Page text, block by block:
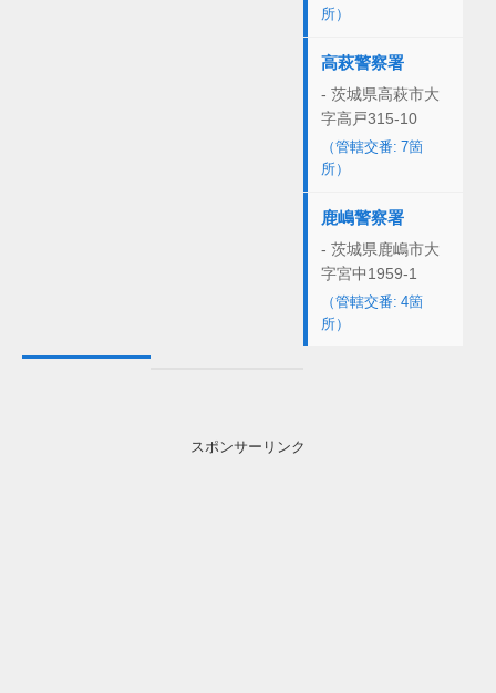
所）
高萩警察署
- 茨城県高萩市大
字高戸315-10
（管轄交番: 7箇
所）
鹿嶋警察署
- 茨城県鹿嶋市大
字宮中1959-1
（管轄交番: 4箇
所）
スポンサーリンク